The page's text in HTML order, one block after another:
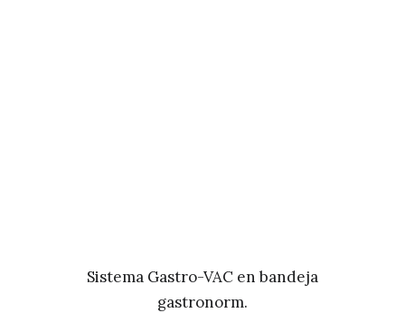
Sistema Gastro-VAC en bandeja
gastronorm.